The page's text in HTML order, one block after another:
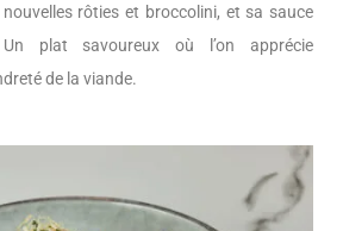
rôties et broccolini, et sa sauce
plat savoureux où l’on apprécie
de la viande.